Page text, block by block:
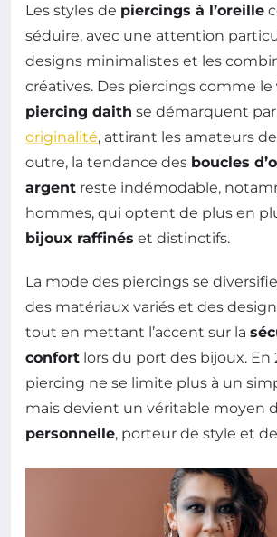
Les styles de piercings à l’oreille
séduire, avec une attention
designs minimalistes et les
créatives. Des piercings comme le
piercing daith se démarquent
originalité, attirant les amateurs
outre, la tendance des boucles
argent reste indémodable,
hommes, qui optent de plus en
bijoux raffinés et distinctifs.
La mode des piercings se
des matériaux variés et des
tout en mettant l’accent sur la
confort lors du port des bijoux. En
piercing ne se limite plus à un
mais devient un véritable moyen
personnelle, porteur de style et